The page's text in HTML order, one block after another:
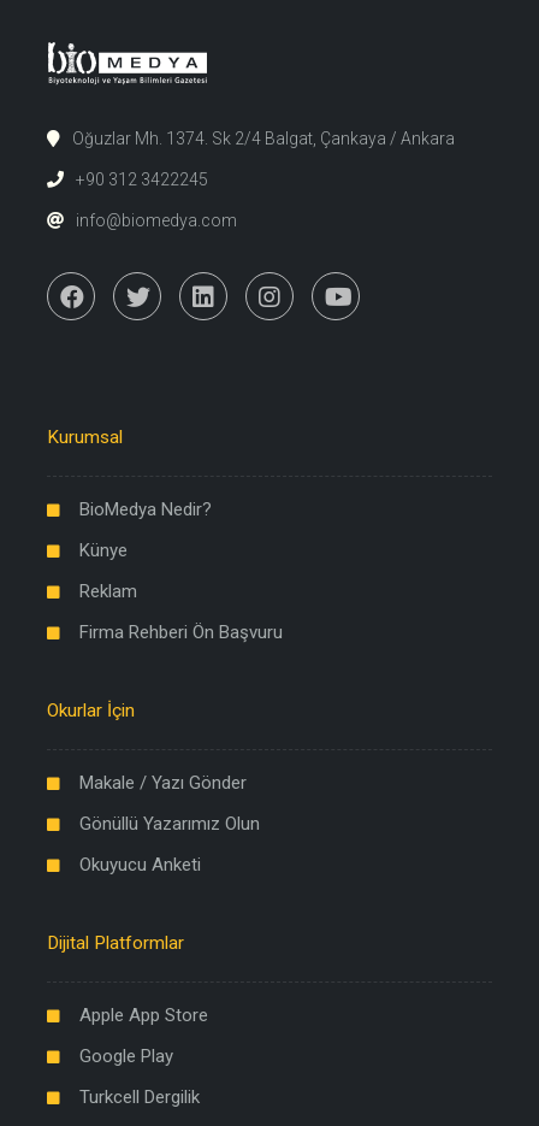
Oğuzlar Mh. 1374. Sk 2/4 Balgat, Çankaya / Ankara
+90 312 3422245
info@biomedya.com
Kurumsal
BioMedya Nedir?
Künye
Reklam
Firma Rehberi Ön Başvuru
Okurlar İçin
Makale / Yazı Gönder
Gönüllü Yazarımız Olun
Okuyucu Anketi
Dijital Platformlar
Apple App Store
Google Play
Turkcell Dergilik